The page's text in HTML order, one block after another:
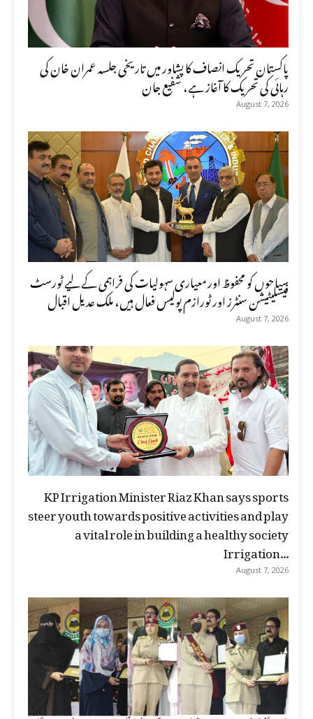
پاکستان تحریک انصاف کا پشاور میں تاریخی جلسہ عمران خان کی
رہائی کی تحریک کا آغاز ہے، شفیع جان
August 7, 2026
سیاحوں کو محفوظ اور معیاری سہولیات کی فراہمی کے لیے ٹورسٹ
فیسلیٹیشن سنٹرز اور ٹورازم پولیس فعال ہیں، ملک عدیل اقبال
August 7, 2026
KP Irrigation Minister Riaz Khan says sports
steer youth towards positive activities and play
a vital role in building a healthy society
Irrigation...
August 7, 2026